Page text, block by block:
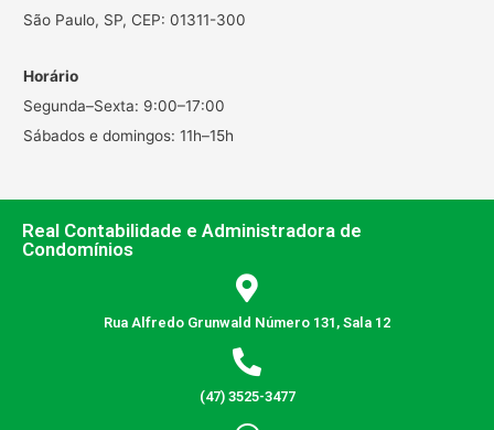
São Paulo, SP, CEP: 01311-300
Horário
Segunda–Sexta: 9:00–17:00
Sábados e domingos: 11h–15h
Real Contabilidade e Administradora de
Condomínios
Rua Alfredo Grunwald Número 131, Sala 12
(47) 3525-3477